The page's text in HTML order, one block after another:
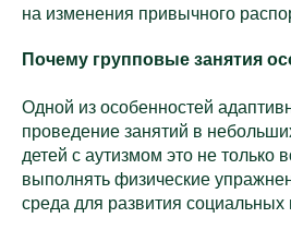
на изменения привычного
Почему групповые занятия
Одной из особенностей
проведение занятий в
детей с аутизмом это не только
выполнять физические
среда для развития социальных